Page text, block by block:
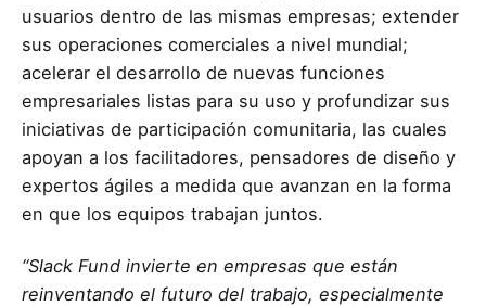
usuarios dentro de las mismas empresas; extender
sus operaciones comerciales a nivel mundial;
acelerar el desarrollo de nuevas funciones
empresariales listas para su uso y profundizar sus
iniciativas de participación comunitaria, las cuales
apoyan a los facilitadores, pensadores de diseño y
expertos ágiles a medida que avanzan en la forma
en que los equipos trabajan juntos.
“Slack Fund invierte en empresas que están
reinventando el futuro del trabajo, especialmente